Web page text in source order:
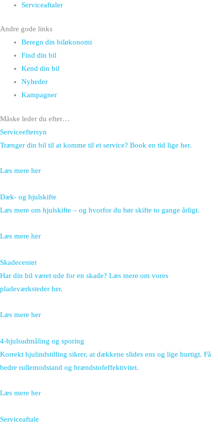
Serviceaftaler
Andre gode links
Beregn din biløkonomi
Find din bil
Kend din bil
Nyheder
Kampagner
Måske leder du efter…
Serviceeftersyn
Trænger din bil til at komme til et service? Book en tid lige her.
Læs mere her
Dæk- og hjulskifte
Læs mere om hjulskifte – og hvorfor du bør skifte to gange årligt.
Læs mere her
Skadecenter
Har din bil været ude for en skade? Læs mere om vores
pladeværksteder her.
Læs mere her
4-hjulsudmåling og sporing
Korrekt hjulindstilling sikrer, at dækkene slides ens og lige hurtigt. Få
bedre rullemodstand og brændstofeffektivitet.
Læs mere her
Serviceaftale